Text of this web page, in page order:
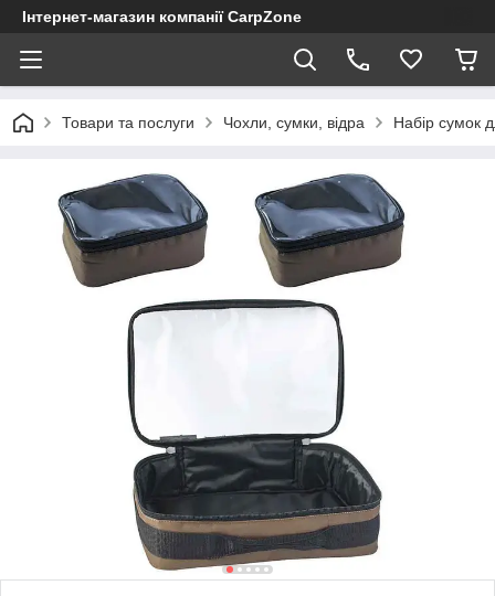
Інтернет-магазин компанії CarpZone
Товари та послуги Чохли, сумки, відра Набір сумок